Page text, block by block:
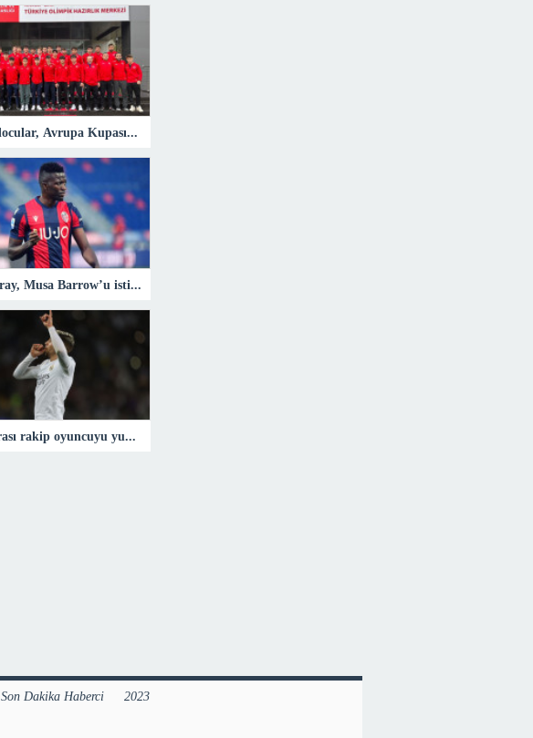
Genç judocular, Avrupa Kupası’nda madalya mücadelesi verecek
Maç sonrası rakip oyuncuyu yumrukladı!
Son Dakika Haberci © 2023